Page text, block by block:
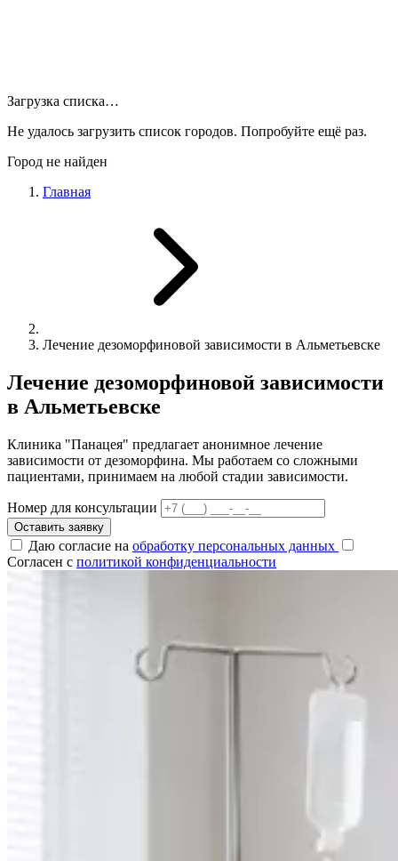
Загрузка списка…
Не удалось загрузить список городов. Попробуйте ещё раз.
Город не найден
Главная
Лечение дезоморфиновой зависимости в Альметьевске
Лечение дезоморфиновой зависимости
в Альметьевске
Клиника "Панацея" предлагает анонимное лечение
зависимости от дезоморфина. Мы работаем со сложными
пациентами, принимаем на любой стадии зависимости.
Номер для консультации
Оставить заявку
Даю согласие на обработку персональных данных
Согласен с политикой конфиденциальности